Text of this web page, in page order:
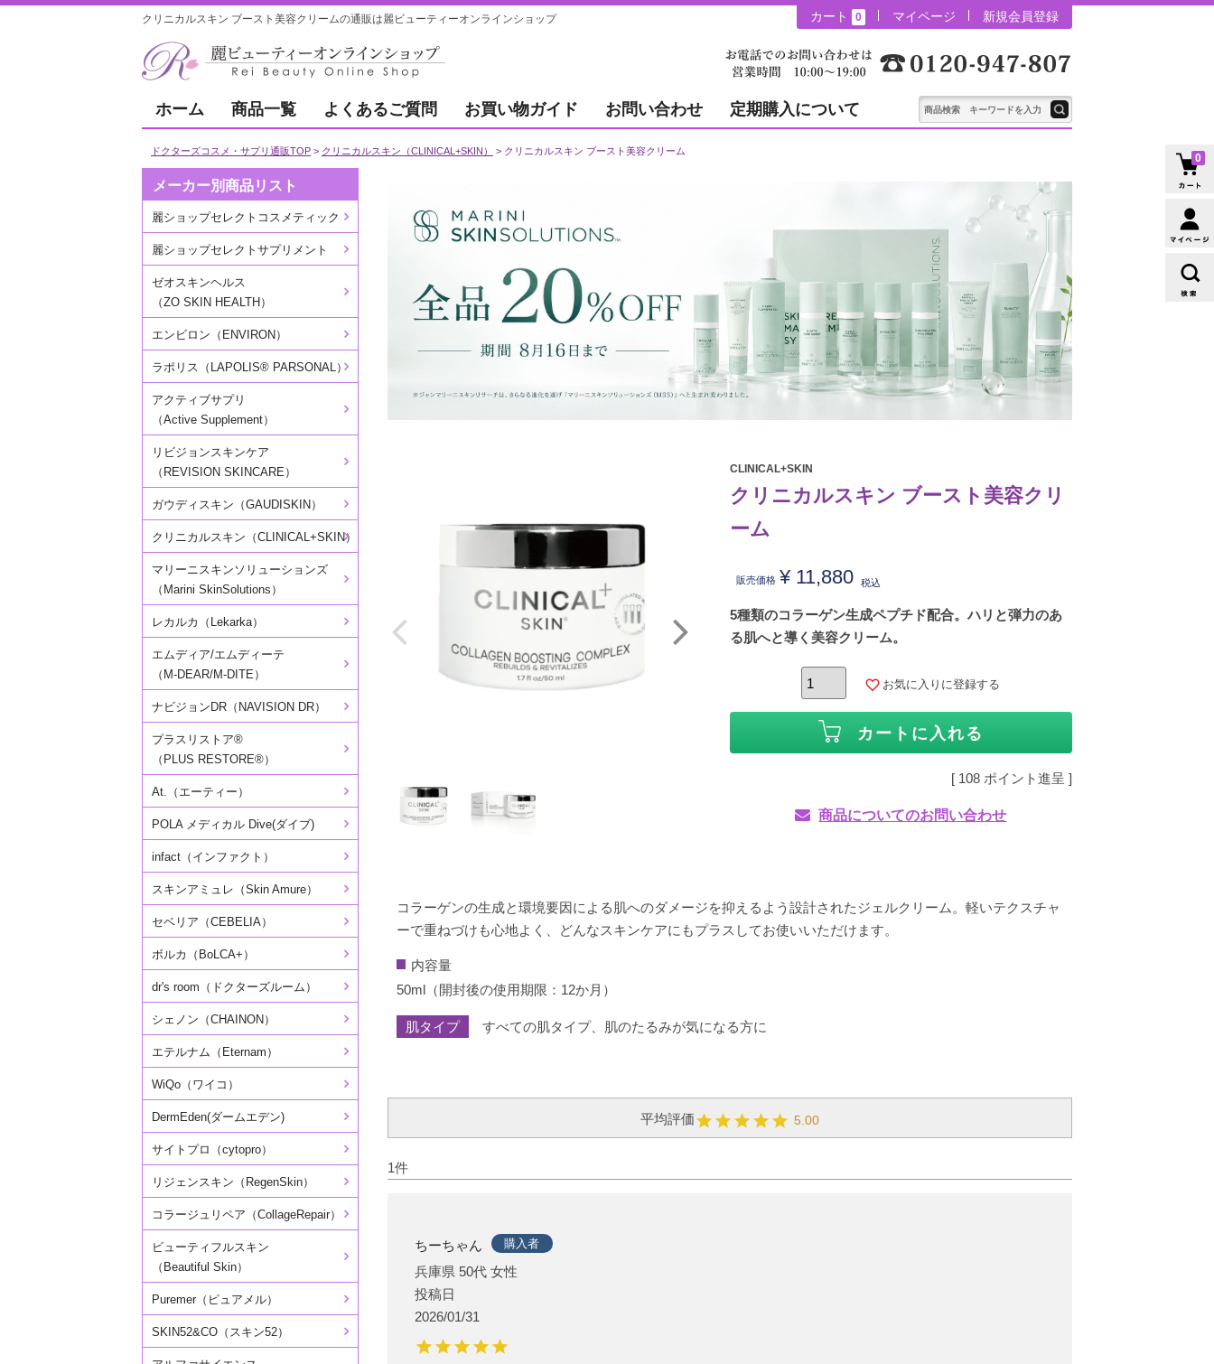
クリニカルスキン ブースト美容クリームの通販は麗ビューティーオンラインショップ カート 0 マイページ 新規会員登録
ホーム 商品一覧 よくあるご質問 お買い物ガイド お問い合わせ 定期購入について
ドクターズコスメ・サプリ通販TOP クリニカルスキン（CLINICAL+SKIN） クリニカルスキン ブースト美容クリーム
CLINICAL+SKIN
クリニカルスキン ブースト美容クリ
ーム
販売価格 ¥ 11,880 税込
5種類のコラーゲン生成ペプチド配合。ハリと弾力のあ
る肌へと導く美容クリーム。
お気に入りに登録する
カートに入れる
[ 108 ポイント進呈 ]
商品についてのお問い合わせ
コラーゲンの生成と環境要因による肌へのダメージを抑えるよう設計されたジェルクリーム。軽いテクスチャ
ーで重ねづけも心地よく、どんなスキンケアにもプラスしてお使いいただけます。
内容量
50ml（開封後の使用期限：12か月）
肌タイプ すべての肌タイプ、肌のたるみが気になる方に
5.00
1
ちーちゃん 購入者
兵庫県 50代 女性
投稿日
2026/01/31
0
メーカー別商品リスト
麗ショップセレクトコスメティック
麗ショップセレクトサプリメント
ゼオスキンヘルス
（ZO SKIN HEALTH）
エンビロン（ENVIRON）
ラポリス（LAPOLIS® PARSONAL）
アクティブサプリ
（Active Supplement）
リビジョンスキンケア
（REVISION SKINCARE）
ガウディスキン（GAUDISKIN）
クリニカルスキン（CLINICAL+SKIN）
マリーニスキンソリューションズ
（Marini SkinSolutions）
レカルカ（Lekarka）
エムディア/エムディーテ
（M-DEAR/M-DITE）
ナビジョンDR（NAVISION DR）
プラスリストア®
（PLUS RESTORE®）
At.（エーティー）
POLA メディカル Dive(ダイブ)
infact（インファクト）
スキンアミュレ（Skin Amure）
セベリア（CEBELIA）
ボルカ（BoLCA+）
dr's room（ドクターズルーム）
シェノン（CHAINON）
エテルナム（Eternam）
WiQo（ワイコ）
DermEden(ダームエデン)
サイトプロ（cytopro）
リジェンスキン（RegenSkin）
コラージュリペア（CollageRepair）
ビューティフルスキン
（Beautiful Skin）
Puremer（ピュアメル）
SKIN52&CO（スキン52）